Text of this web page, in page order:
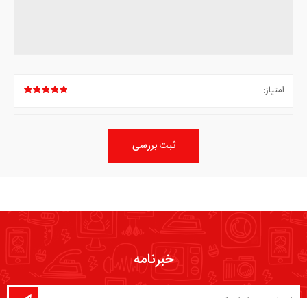
امتیاز:
ثبت بررسی
خبرنامه